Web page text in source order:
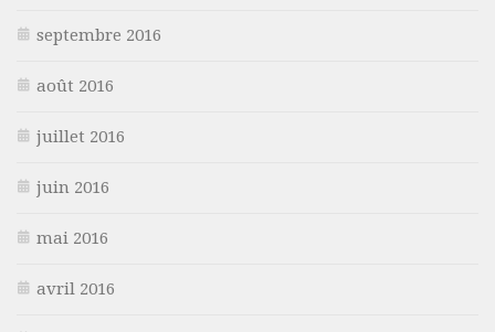
septembre 2016
août 2016
juillet 2016
juin 2016
mai 2016
avril 2016